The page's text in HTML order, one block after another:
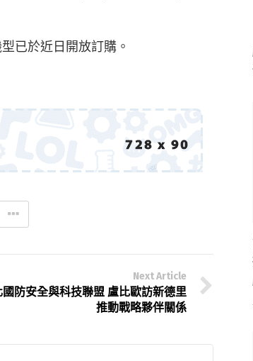
已於近日開放訂購。
Next Article
防安全與科技聯盟 盧比歐訪新德里
推動戰略夥伴關係